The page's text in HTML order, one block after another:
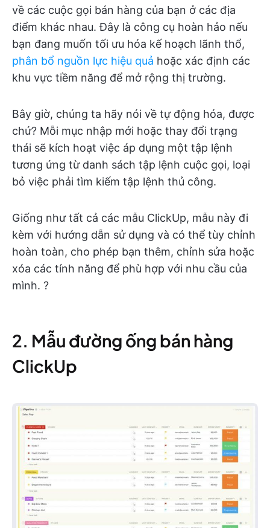
về các cuộc gọi bán hàng của bạn ở các địa
điểm khác nhau. Đây là công cụ hoàn hảo nếu
bạn đang muốn tối ưu hóa kế hoạch lãnh thổ,
phân bổ nguồn lực hiệu quả hoặc xác định các
khu vực tiềm năng để mở rộng thị trường.
Bây giờ, chúng ta hãy nói về tự động hóa, được
chứ? Mỗi mục nhập mới hoặc thay đổi trạng
thái sẽ kích hoạt việc áp dụng một tập lệnh
tương ứng từ danh sách tập lệnh cuộc gọi, loại
bỏ việc phải tìm kiếm tập lệnh thủ công.
Giống như tất cả các mẫu ClickUp, mẫu này đi
kèm với hướng dẫn sử dụng và có thể tùy chỉnh
hoàn toàn, cho phép bạn thêm, chỉnh sửa hoặc
xóa các tính năng để phù hợp với nhu cầu của
mình. ?️
2. Mẫu đường ống bán hàng
ClickUp